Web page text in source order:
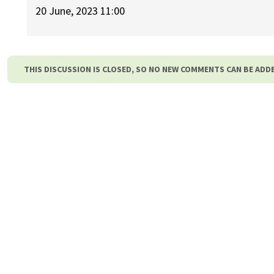
20 June, 2023 11:00
THIS DISCUSSION IS CLOSED, SO NO NEW COMMENTS CAN BE